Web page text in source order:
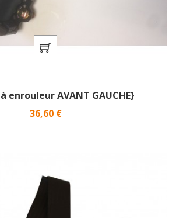
enrouleur AVANT GAUCHE}
Prix
36,60 €